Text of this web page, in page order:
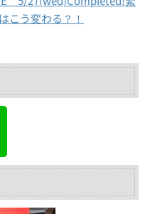
こう変わる？！